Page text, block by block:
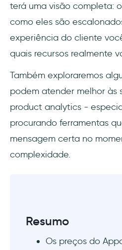
terá uma visão completa:
como eles são
experiência do cliente
quais recursos realmente
Também exploraremos
podem atender melhor às
product analytics -
procurando ferramentas
mensagem certa no
complexidade.
Resumo
Os preços do